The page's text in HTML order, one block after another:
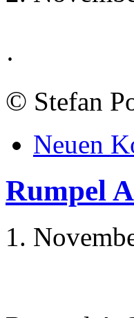
·
© Stefan
Neuen
Rumpel
1.